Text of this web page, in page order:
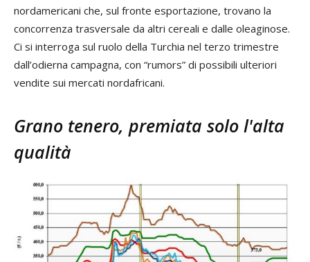
nordamericani che, sul fronte esportazione, trovano la
concorrenza trasversale da altri cereali e dalle oleaginose.
Ci si interroga sul ruolo della Turchia nel terzo trimestre
dall’odierna campagna, con “rumors” di possibili ulteriori
vendite sui mercati nordafricani.
Grano tenero, premiata solo l'alta
qualità